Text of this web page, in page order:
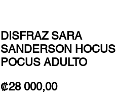
DISFRAZ SARA
SANDERSON HOCUS
POCUS ADULTO
₡28 000,00Precio